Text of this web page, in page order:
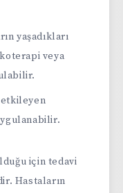
yaşadıkları
veya
için tedavi
Hastaların